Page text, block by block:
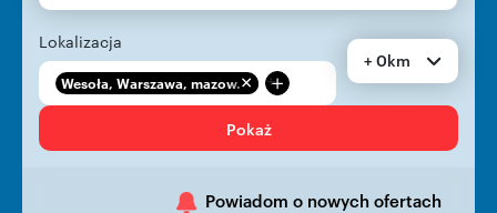
Lokalizacja
Wesoła, Warszawa, mazow... +
+ 0km
Pokaż
Powiadom o nowych ofertach